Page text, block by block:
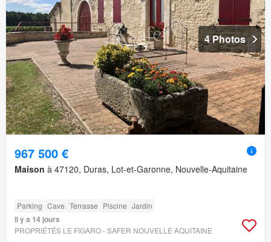
4 Photos
967 500 €
Maison à 47120, Duras, Lot-et-Garonne, Nouvelle-Aquitaine
Parking Cave Terrasse Piscine Jardin
Il y a 14 jours
PROPRIÉTÉS LE FIGARO - SAFER NOUVELLE AQUITAINE